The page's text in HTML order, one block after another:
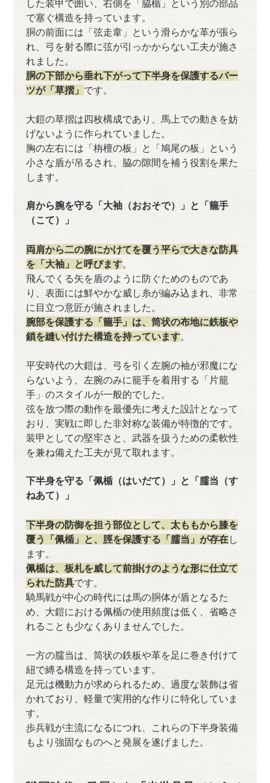
した装甲で囲い、右側を「脇楯」という別の部品
で塞ぐ構造を持っています。
胴の前面には「弦走韋」という滑らかな革が張ら
れ、弓を射る際に弦が引っかからない工夫が施さ
れました。
胴の下部から垂れ下がって下半身を保護するパー
ツが「草摺」 です。
大鎧の草摺は四枚構成であり、馬上での動きを妨
げないように作られていました。
胸の左右には「栴檀の板」と「鳩尾の板」という
小さな盾が吊るされ、脇の隙間を補う役割を果た
します。
肩から腕を守る「大袖（おおそで）」と「籠手
（こて）」
両肩から二の腕にかけてを覆う平らで大きな防具
を「大袖」と呼びます。
飛んでくる矢を盾のように防ぐためのものであ
り、表面には鮮やかな威し糸が編み込まれ、非常
に目立つ意匠が施されました。
腕部を保護する「籠手」は、筒状の布地に鉄板や
鎖を縫い付けた構造を持っています。
平安時代の大鎧は、弓を引く左腕の袖が邪魔にな
らないよう、左腕のみに籠手を着用する「片籠
手」のスタイルが一般的でした。
弦を放つ際の動作を最優先に考えた設計となって
おり、実戦に即した非対称な装備が特徴的です。
装甲としての堅牢さと、武器を扱うための柔軟性
を兼ね備えた工夫が見て取れます。
下半身を守る「佩楯（はいだて）」と「臑当（す
ねあて）」
下半身の防御を担う部位として、太ももから膝を
覆う「佩楯」と、脛を保護する「臑当」が存在し
ます。
佩楯は、板札を威して前掛けのような形に仕立て
られた防具です。
騎馬戦が中心の時代には馬の胴体が盾となるた
め、大鎧における佩楯の使用頻度は低く、省略さ
れることも少なくありませんでした。
一方の臑当は、筒状の鉄板や革を足に巻き付けて
紐で縛る構造を持っています。
足元は機動力が求められるため、過度な装飾は省
かれており、軽量で実用的な作りに特化していま
す。
歩兵戦が主流になるにつれ、これらの下半身装備
もより強固なものへと発展を遂げました。